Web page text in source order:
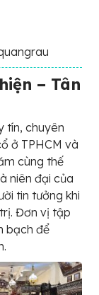
– Tân
tín, chuyên
ở TPHCM và
cùng thế
niên đại của
tin tưởng khi
Đơn vị tập
bạch để